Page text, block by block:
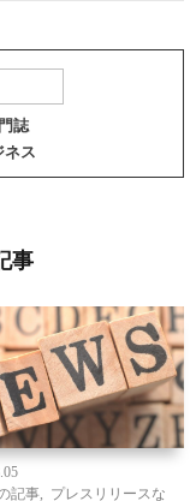
誌
ネス
事
記事
プレスリリースな